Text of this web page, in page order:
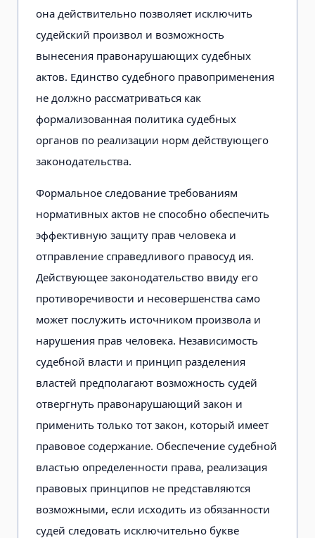
она действительно позволяет исключить
судейский произвол и возможность
вынесения правонарушающих судебных
актов. Единство судебного правоприменения
не должно рассматриваться как
формализованная политика судебных
органов по реализации норм действующего
законодательства.
Формальное следование требованиям
нормативных актов не способно обеспечить
эффективную защиту прав человека и
отправление справедливого правосуд ия.
Действующее законодательство ввиду его
противоречивости и несовершенства само
может послужить источником произвола и
нарушения прав человека. Независимость
судебной власти и принцип разделения
властей предполагают возможность судей
отвергнуть правонарушающий закон и
применить только тот закон, который имеет
правовое содержание. Обеспечение судебной
властью определенности права, реализация
правовых принципов не представляются
возможными, если исходить из обязанности
судей следовать исключительно букве